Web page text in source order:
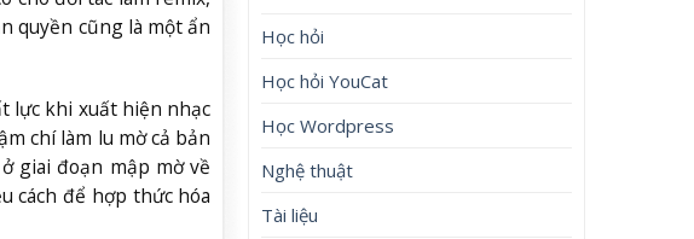
quyền cũng là một ẩn
lực khi xuất hiện nhạc
chí làm lu mờ cả bản
giai đoạn mập mờ về
cách để hợp thức hóa
Học hỏi
Học hỏi YouCat
Học Wordpress
Nghệ thuật
Tài liệu